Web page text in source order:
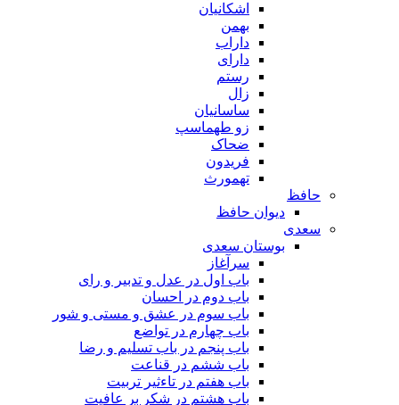
اشکانیان
بهمن
داراب
دارای
رستم
زال
ساسانیان
زو طهماسپ‏
ضحاک
فریدون
تهمورث
حافظ
دیوان حافظ
سعدی
بوستان سعدی
سرآغاز
باب اول در عدل و تدبیر و رای
باب دوم در احسان
باب سوم در عشق و مستی و شور
باب چهارم در تواضع
باب پنجم در باب تسلیم و رضا
باب ششم در قناعت
باب هفتم در تاءثیر تربیت
باب هشتم در شکر بر عافیت